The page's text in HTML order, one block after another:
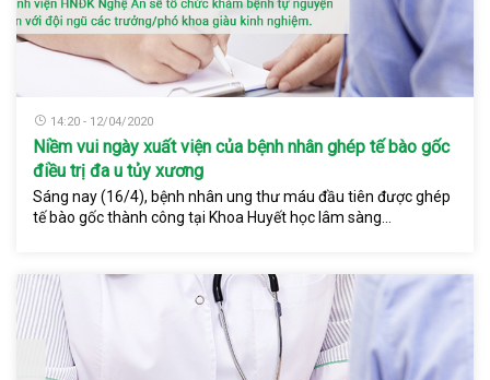
14:20 - 12/04/2020
Niềm vui ngày xuất viện của bệnh nhân ghép tế bào gốc
điều trị đa u tủy xương
Sáng nay (16/4), bệnh nhân ung thư máu đầu tiên được ghép
tế bào gốc thành công tại Khoa Huyết học lâm sàng...